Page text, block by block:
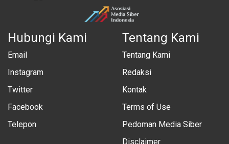
Hubungi Kami
Email
Instagram
Twitter
Facebook
Telepon
Tentang Kami
Tentang Kami
Redaksi
Kontak
Terms of Use
Pedoman Media Siber
Disclaimer